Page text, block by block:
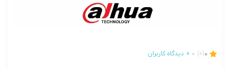
0
(0)
0 دیدگاه کاربران